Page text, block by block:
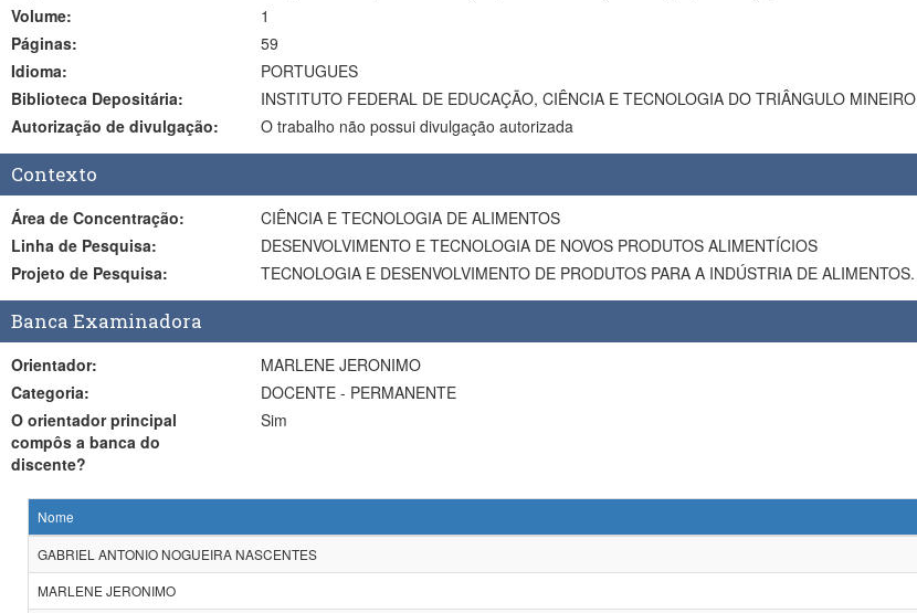
Volume:
1
Páginas:
59
Idioma:
PORTUGUES
Biblioteca Depositária:
INSTITUTO FEDERAL DE EDUCAÇÃO, CIÊNCIA E TECNOLOGIA DO TRIÂNGULO MINEIRO
Autorização de divulgação:
O trabalho não possui divulgação autorizada
Contexto
Área de Concentração:
CIÊNCIA E TECNOLOGIA DE ALIMENTOS
Linha de Pesquisa:
DESENVOLVIMENTO E TECNOLOGIA DE NOVOS PRODUTOS ALIMENTÍCIOS
Projeto de Pesquisa:
TECNOLOGIA E DESENVOLVIMENTO DE PRODUTOS PARA A INDÚSTRIA DE ALIMENTOS.
Banca Examinadora
Orientador:
MARLENE JERONIMO
Categoria:
DOCENTE - PERMANENTE
O orientador principal
compôs a banca do
discente?
Sim
Nome
GABRIEL ANTONIO NOGUEIRA NASCENTES
MARLENE JERONIMO